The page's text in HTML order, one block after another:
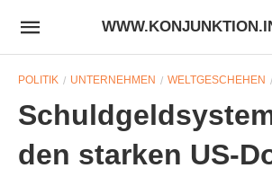
POLITIK UNTERNEHMEN WELTGESCHEHEN
den starken US-